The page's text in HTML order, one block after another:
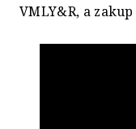
VMLY&R, a